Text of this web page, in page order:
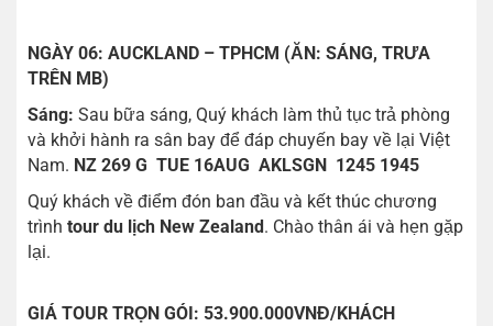
NGÀY 06: AUCKLAND – TPHCM (ĂN: SÁNG, TRƯA
TRÊN MB)
Sáng: Sau bữa sáng, Quý khách làm thủ tục trả phòng
và khởi hành ra sân bay để đáp chuyến bay về lại Việt
Nam. NZ 269 G TUE 16AUG AKLSGN 1245 1945
Quý khách về điểm đón ban đầu và kết thúc chương
trình tour du lịch New Zealand. Chào thân ái và hẹn gặp
lại.
GIÁ TOUR TRỌN GÓI: 53.900.000VNĐ/KHÁCH